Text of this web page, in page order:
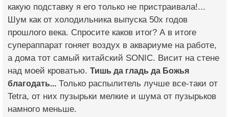
какую подставку я его только не пристраивала!...
Шум как от холодильника выпуска 50х годов
прошлого века. Спросите каков итог? А в итоге
супераппарат гоняет воздух в аквариуме на работе,
а дома тот самый китайский SONIC. Висит на стене
над моей кроватью. Тишь да гладь да Божья
благодать... Только распылитель лучше все-таки от
Tetra, от них пузырьки мелкие и шума от пузырьков
намного меньше.